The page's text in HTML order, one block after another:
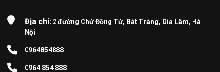
Địa chỉ: 2 đường Chử Đồng Tử, Bát Tràng, Gia Lâm, Hà
Nội
0964854888
0964 854 888